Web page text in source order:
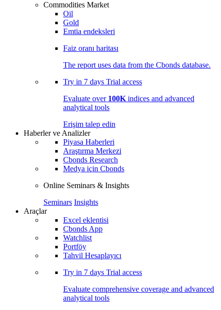
Commodities Market
Oil
Gold
Emtia endeksleri
Faiz oranı haritası
The report uses data from the Cbonds database.
Try in 7 days Trial access
Evaluate over 100K indices and advanced
analytical tools
Erişim talep edin
Haberler ve Analizler
Piyasa Haberleri
Araştırma Merkezi
Cbonds Research
Medya için Cbonds
Online Seminars & Insights
Seminars Insights
Araçlar
Excel eklentisi
Cbonds App
Watchlist
Portföy
Tahvil Hesaplayıcı
Try in 7 days Trial access
Evaluate comprehensive coverage and advanced
analytical tools